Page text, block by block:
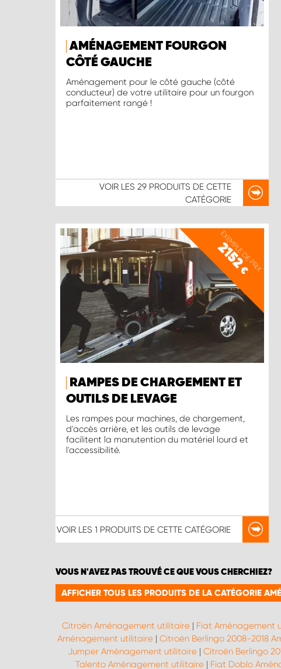
AMÉNAGEMENT FOURGON
CÔTÉ GAUCHE
Aménagement pour le côté gauche (côté
conducteur) de votre utilitaire pour un fourgon
parfaitement rangé !
VOIR LES 29 PRODUITS DE CETTE
CATÉGORIE
EXEMPLE DE PRIX
2152
€
RAMPES DE CHARGEMENT ET
OUTILS DE LEVAGE
Les rampes pour machines, de chargement,
d'accès arrière, et les outils de levage
facilitent la manutention du matériel lourd et
l'accessibilité.
VOIR LES 1 PRODUITS DE CETTE CATÉGORIE
VOUS N'AVEZ PAS TROUVÉ CE QUE VOUS CHERCHIEZ?
AFFICHER TOUS LES PRODUITS DE LA CATÉGORIE
Citroën Aménagement utilitaire| Fiat Aménagement
Aménagement utilitaire | Citroën Berlingo 2008-2018
Jumper Aménagement utilitaire| Citroën Berlingo
Talento Aménagement utilitaire | Fiat Doblo